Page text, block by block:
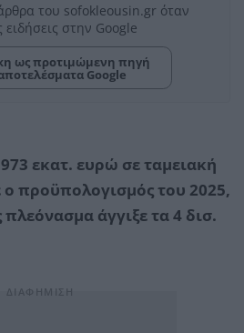
του sofokleousin.gr όταν
ειδήσεις στην Google
ως προτιμώμενη πηγή
Google
εκατ. ευρώ σε ταμειακή
ο προϋπολογισμός του 2025,
άγγιξε τα 4 δισ.